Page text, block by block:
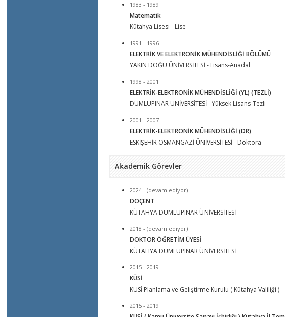
1983 - 1989
Matematik
Kütahya Lisesi - Lise
1991 - 1996
ELEKTRİK VE ELEKTRONİK MÜHENDİSLİĞİ BÖLÜMÜ
YAKIN DOĞU ÜNİVERSİTESİ - Lisans-Anadal
1998 - 2001
ELEKTRİK-ELEKTRONİK MÜHENDİSLİĞİ (YL) (TEZLİ)
DUMLUPINAR ÜNİVERSİTESİ - Yüksek Lisans-Tezli
2001 - 2007
ELEKTRİK-ELEKTRONİK MÜHENDİSLİĞİ (DR)
ESKİŞEHİR OSMANGAZİ ÜNİVERSİTESİ - Doktora
Akademik Görevler
2024 - (devam ediyor)
DOÇENT
KÜTAHYA DUMLUPINAR ÜNİVERSİTESİ
2018 - (devam ediyor)
DOKTOR ÖĞRETİM ÜYESİ
KÜTAHYA DUMLUPINAR ÜNİVERSİTESİ
2015 - 2019
KÜSİ
KÜSİ Planlama ve Geliştirme Kurulu ( Kütahya Valiliği )
2015 - 2019